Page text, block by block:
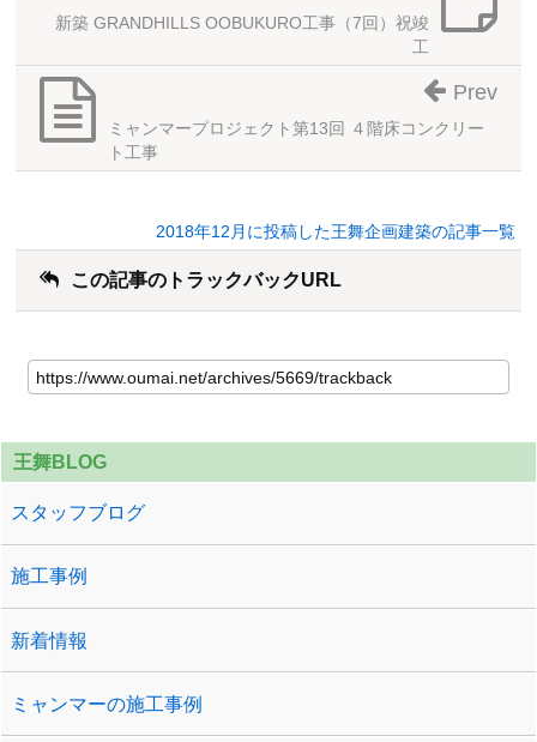
新築 GRANDHILLS OOBUKURO工事（7回）祝竣
工
ミャンマープロジェクト第13回 ４階床コンクリー
ト工事
Prev
2018年12月に投稿した王舞企画建築の記事一覧
この記事のトラックバックURL
王舞BLOG
スタッフブログ
施工事例
新着情報
ミャンマーの施工事例